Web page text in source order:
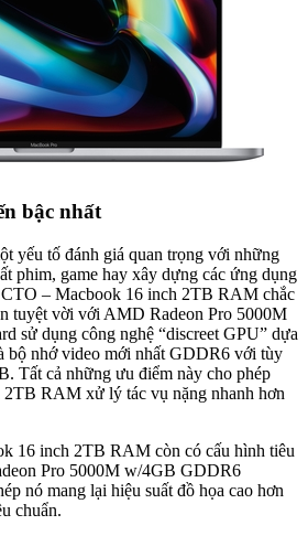
bậc nhất
yếu tố đánh giá quan trọng với những
phim, game hay xây dựng các ứng dụng
– Macbook 16 inch 2TB RAM chắc
tuyệt vời với AMD Radeon Pro 5000M
sử dụng công nghệ “discreet GPU” dựa
bộ nhớ video mới nhất GDDR6 với tùy
Tất cả những ưu điểm này cho phép
RAM xử lý tác vụ nặng nhanh hơn
16 inch 2TB RAM còn có cấu hình tiêu
Pro 5000M w/4GB GDDR6
nó mang lại hiệu suất đồ họa cao hơn
chuẩn.